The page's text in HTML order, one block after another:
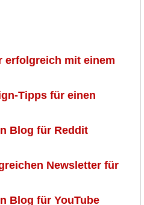
erfolgreich mit einem
Tipps für einen
Blog für Reddit
Newsletter für
Blog für YouTube